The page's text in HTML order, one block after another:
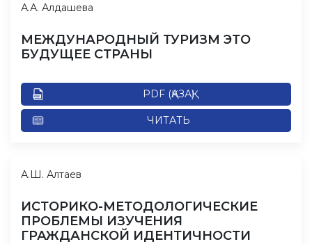
А.А. Алдашева
МЕЖДУНАРОДНЫЙ ТУРИЗМ ЭТО
БУДУЩЕЕ СТРАНЫ
PDF (ҚАЗАҚ)
ЧИТАТЬ
А.Ш. Алтаев
ИСТОРИКО-МЕТОДОЛОГИЧЕСКИЕ
ПРОБЛЕМЫ ИЗУЧЕНИЯ
ГРАЖДАНСКОЙ ИДЕНТИЧНОСТИ